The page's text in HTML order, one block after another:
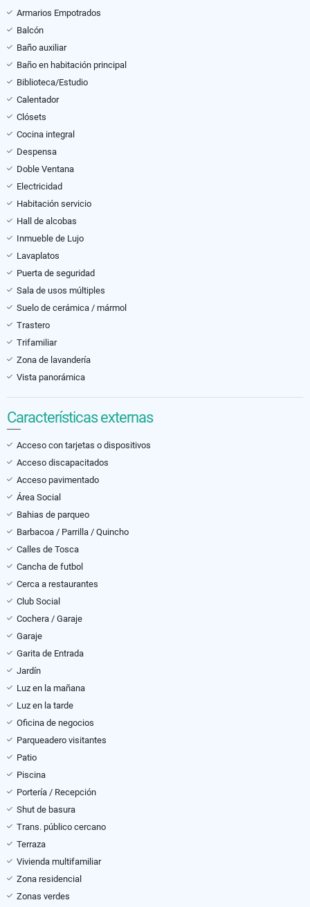
Armarios Empotrados
Balcón
Baño auxiliar
Baño en habitación principal
Biblioteca/Estudio
Calentador
Clósets
Cocina integral
Despensa
Doble Ventana
Electricidad
Habitación servicio
Hall de alcobas
Inmueble de Lujo
Lavaplatos
Puerta de seguridad
Sala de usos múltiples
Suelo de cerámica / mármol
Trastero
Trifamiliar
Zona de lavandería
Vista panorámica
Características externas
Acceso con tarjetas o dispositivos
Acceso discapacitados
Acceso pavimentado
Área Social
Bahias de parqueo
Barbacoa / Parrilla / Quincho
Calles de Tosca
Cancha de futbol
Cerca a restaurantes
Club Social
Cochera / Garaje
Garaje
Garita de Entrada
Jardín
Luz en la mañana
Luz en la tarde
Oficina de negocios
Parqueadero visitantes
Patio
Piscina
Portería / Recepción
Shut de basura
Trans. público cercano
Terraza
Vivienda multifamiliar
Zona residencial
Zonas verdes